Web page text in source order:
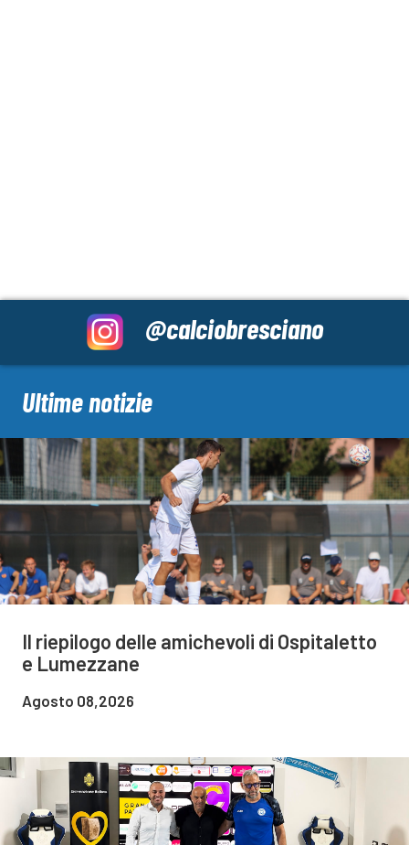
@calciobresciano
Ultime notizie
Il riepilogo delle amichevoli di Ospitaletto
e Lumezzane
Agosto 08,2026